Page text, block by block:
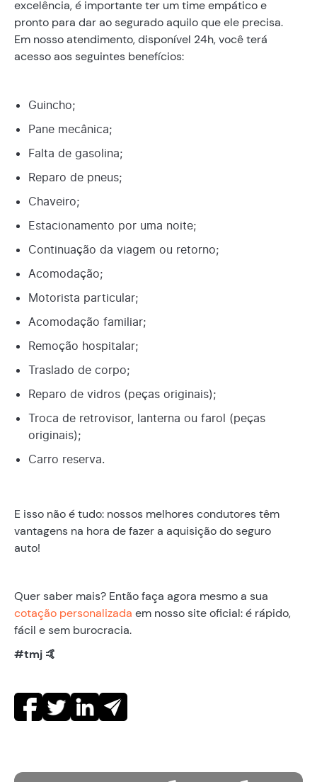
excelência, é importante ter um time empático e
pronto para dar ao segurado aquilo que ele precisa.
Em nosso atendimento, disponível 24h, você terá
acesso aos seguintes benefícios:
Guincho;
Pane mecânica;
Falta de gasolina;
Reparo de pneus;
Chaveiro;
Estacionamento por uma noite;
Continuação da viagem ou retorno;
Acomodação;
Motorista particular;
Acomodação familiar;
Remoção hospitalar;
Traslado de corpo;
Reparo de vidros (peças originais);
Troca de retrovisor, lanterna ou farol (peças
originais);
Carro reserva.
E isso não é tudo: nossos melhores condutores têm
vantagens na hora de fazer a aquisição do seguro
auto!
Quer saber mais? Então faça agora mesmo a sua
cotação personalizada em nosso site oficial: é rápido,
fácil e sem burocracia.
#tmj 🤙